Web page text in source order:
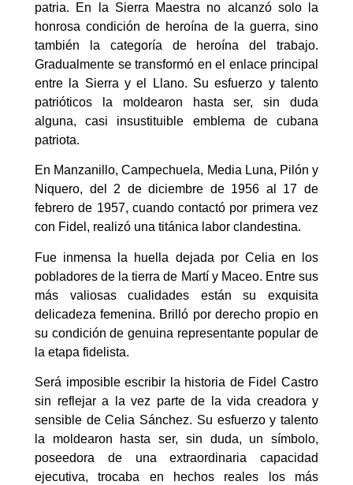
patria. En la Sierra Maestra no alcanzó solo la
honrosa condición de heroína de la guerra, sino
también la categoría de heroína del trabajo.
Gradualmente se transformó en el enlace principal
entre la Sierra y el Llano. Su esfuerzo y talento
patrióticos la moldearon hasta ser, sin duda
alguna, casi insustituible emblema de cubana
patriota.
En Manzanillo, Campechuela, Media Luna, Pilón y
Niquero, del 2 de diciembre de 1956 al 17 de
febrero de 1957, cuando contactó por primera vez
con Fidel, realizó una titánica labor clandestina.
Fue inmensa la huella dejada por Celia en los
pobladores de la tierra de Martí y Maceo. Entre sus
más valiosas cualidades están su exquisita
delicadeza femenina. Brilló por derecho propio en
su condición de genuina representante popular de
la etapa fidelista.
Será imposible escribir la historia de Fidel Castro
sin reflejar a la vez parte de la vida creadora y
sensible de Celia Sánchez. Su esfuerzo y talento
la moldearon hasta ser, sin duda, un símbolo,
poseedora de una extraordinaria capacidad
ejecutiva, trocaba en hechos reales los más